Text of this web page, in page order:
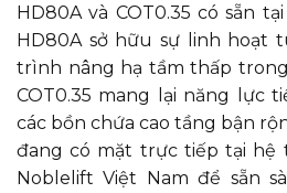
HD80A và COT0.35 có sẵn
HD80A sở hữu sự linh hoạt
trình nâng hạ tầm thấp
COT0.35 mang lại năng lực
các bồn chứa cao tầng bận
đang có mặt trực tiếp tại hệ
Noblelift Việt Nam để sẵn